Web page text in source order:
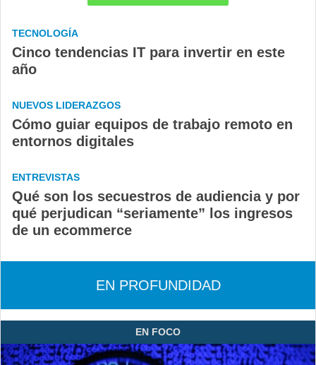
TECNOLOGÍA
Cinco tendencias IT para invertir en este
año
NUEVOS LIDERAZGOS
Cómo guiar equipos de trabajo remoto en
entornos digitales
ENTREVISTAS
Qué son los secuestros de audiencia y por
qué perjudican “seriamente” los ingresos
de un ecommerce
EN PROFUNDIDAD
EN FOCO